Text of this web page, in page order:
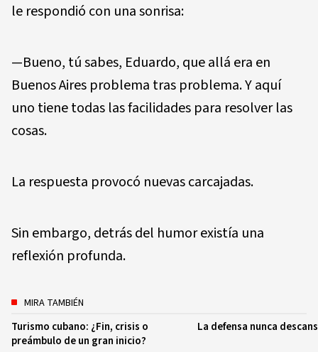
le respondió con una sonrisa:
—Bueno, tú sabes, Eduardo, que allá era en
Buenos Aires problema tras problema. Y aquí
uno tiene todas las facilidades para resolver las
cosas.
La respuesta provocó nuevas carcajadas.
Sin embargo, detrás del humor existía una
reflexión profunda.
MIRA TAMBIÉN
Turismo cubano: ¿Fin, crisis o
preámbulo de un gran inicio?
La defensa nunca